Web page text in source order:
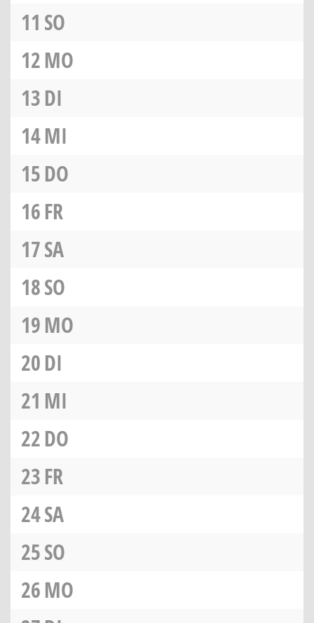
11 SO
12MO
13DI
14MI
15DO
16FR
17SA
18SO
19MO
20DI
21 MI
22DO
23FR
24SA
25SO
26MO